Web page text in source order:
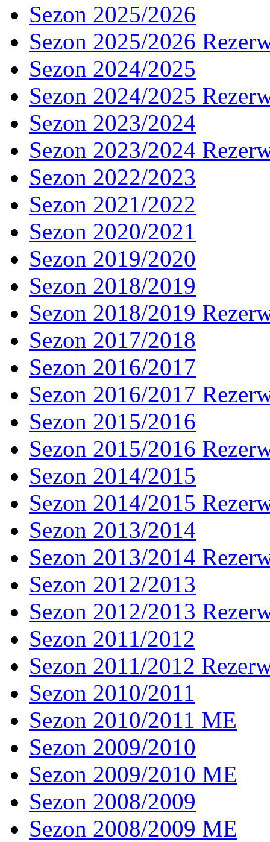
Sezon 2025/2026
Sezon 2025/2026
Sezon 2024/2025
Sezon 2024/2025
Sezon 2023/2024
Sezon 2023/2024
Sezon 2022/2023
Sezon 2021/2022
Sezon 2020/2021
Sezon 2019/2020
Sezon 2018/2019
Sezon 2018/2019
Sezon 2017/2018
Sezon 2016/2017
Sezon 2016/2017
Sezon 2015/2016
Sezon 2015/2016
Sezon 2014/2015
Sezon 2014/2015
Sezon 2013/2014
Sezon 2013/2014
Sezon 2012/2013
Sezon 2012/2013
Sezon 2011/2012
Sezon 2011/2012
Sezon 2010/2011
Sezon 2010/2011 ME
Sezon 2009/2010
Sezon 2009/2010 ME
Sezon 2008/2009
Sezon 2008/2009 ME